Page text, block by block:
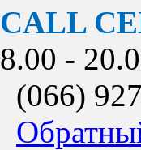
CALL
8.00 -
(066)